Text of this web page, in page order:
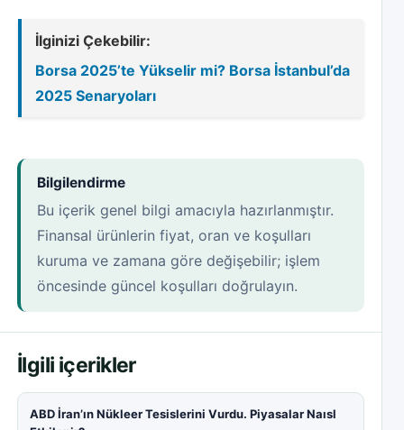
İlginizi Çekebilir:
Borsa 2025’te Yükselir mi? Borsa İstanbul’da
2025 Senaryoları
Bilgilendirme
Bu içerik genel bilgi amacıyla hazırlanmıştır.
Finansal ürünlerin fiyat, oran ve koşulları
kuruma ve zamana göre değişebilir; işlem
öncesinde güncel koşulları doğrulayın.
İlgili içerikler
ABD İran’ın Nükleer Tesislerini Vurdu. Piyasalar Naısl